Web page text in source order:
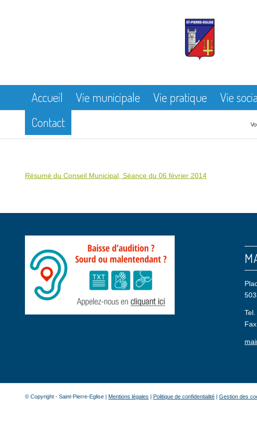
Accueil Vie municipale Vie pratique Vie
Contact
Résumé du Conseil Municipal, Séance du 06 février 2014
© Copyright - Saint-Pierre-Eglise | Mentions légales | Politique de confidentialité | Gestion des